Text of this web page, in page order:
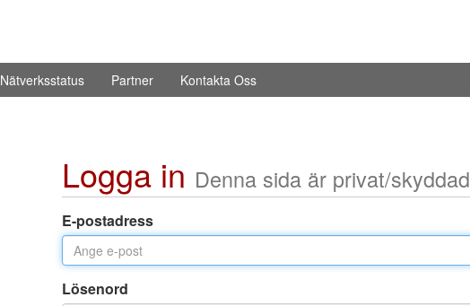
Nätverksstatus Partner Kontakta Oss
Logga in Denna sida är privat/skyddad
E-postadress
Lösenord